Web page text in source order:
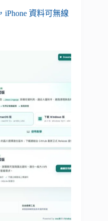
iPhone 資料可無線